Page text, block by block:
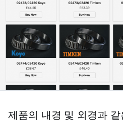
제품의 내경 및 외경과 같